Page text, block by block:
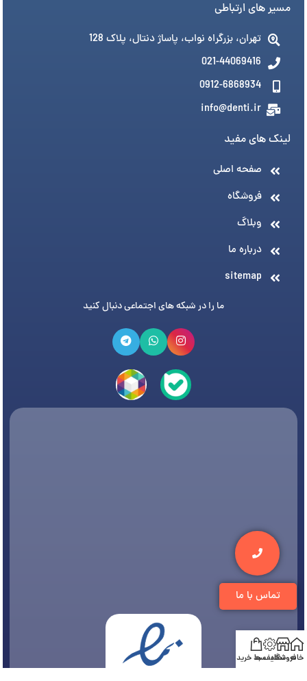
تماس با ما
مسیر های ارتباطی
تهران، بزرگراه نواب، پاساژ دنتال، پلاک 128
021-44069416
0912-6868934
info@denti.ir
لینک های مفید
صفحه اصلی
فروشگاه
وبلاگ
درباره ما
sitemap
ما را در شبکه های اجتماعی دنبال کنید
خانهفروشگاه
تخفیف هاسبد خرید